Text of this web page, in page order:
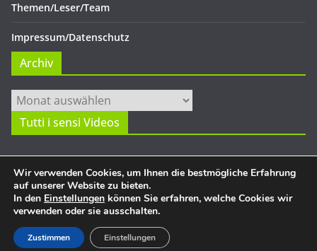
Themen/Leser/Team
Impressum/Datenschutz
Archiv
Archiv
Tutti i sensi Videos
Copyright © 2026Tutti i sensi
Theme:ColorMag von ThemeGrill. Präsentiert von
Wir verwenden Cookies, um Ihnen die bestmögliche Erfahrung
auf unserer Website zu bieten.
In den Einstellungen können Sie erfahren, welche Cookies wir
verwenden oder sie ausschalten.
Zustimmen Einstellungen